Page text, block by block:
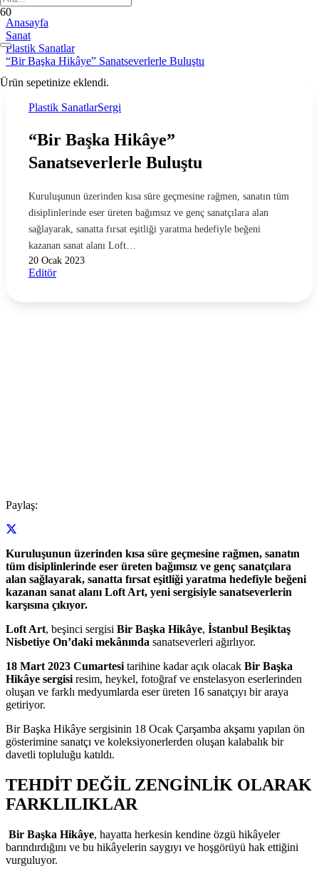
Ürün sepetinize eklendi.
Anasayfa
Sanat
Plastik Sanatlar
“Bir Başka Hikâye” Sanatseverlerle Buluştu
Plastik SanatlarSergi
“Bir Başka Hikâye”
Sanatseverlerle Buluştu
Kuruluşunun üzerinden kısa süre geçmesine rağmen, sanatın tüm
disiplinlerinde eser üreten bağımsız ve genç sanatçılara alan
sağlayarak, sanatta fırsat eşitliği yaratma hedefiyle beğeni
kazanan sanat alanı Loft…
20 Ocak 2023
Editör
Paylaş:
Kuruluşunun üzerinden kısa süre geçmesine rağmen, sanatın
tüm disiplinlerinde eser üreten bağımsız ve genç sanatçılara
alan sağlayarak, sanatta fırsat eşitliği yaratma hedefiyle beğeni
kazanan sanat alanı Loft Art, yeni sergisiyle sanatseverlerin
karşısına çıkıyor.
Loft Art, beşinci sergisi Bir Başka Hikâye, İstanbul Beşiktaş
Nisbetiye On’daki mekânında sanatseverleri ağırlıyor.
18 Mart 2023 Cumartesi tarihine kadar açık olacak Bir Başka
Hikâye sergisi resim, heykel, fotoğraf ve enstelasyon eserlerinden
oluşan ve farklı medyumlarda eser üreten 16 sanatçıyı bir araya
getiriyor.
Bir Başka Hikâye sergisinin 18 Ocak Çarşamba akşamı yapılan ön
gösterimine sanatçı ve koleksiyonerlerden oluşan kalabalık bir
davetli topluluğu katıldı.
TEHDİT DEĞİL ZENGİNLİK OLARAK
FARKLILIKLAR
Bir Başka Hikâye, hayatta herkesin kendine özgü hikâyeler
barındırdığını ve bu hikâyelerin saygıyı ve hoşgörüyü hak ettiğini
vurguluyor.